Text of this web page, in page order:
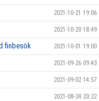
2021-10-21 19:06
2021-10-20 18:49
finbesök 2021-10-01 19:00
2021-09-26 09:43
2021-09-02 14:57
2021-08-24 20:22